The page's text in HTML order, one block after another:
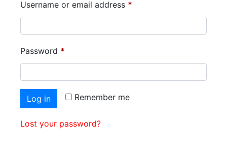
Username or email address *
Password *
Remember me
Log in
Lost your password?